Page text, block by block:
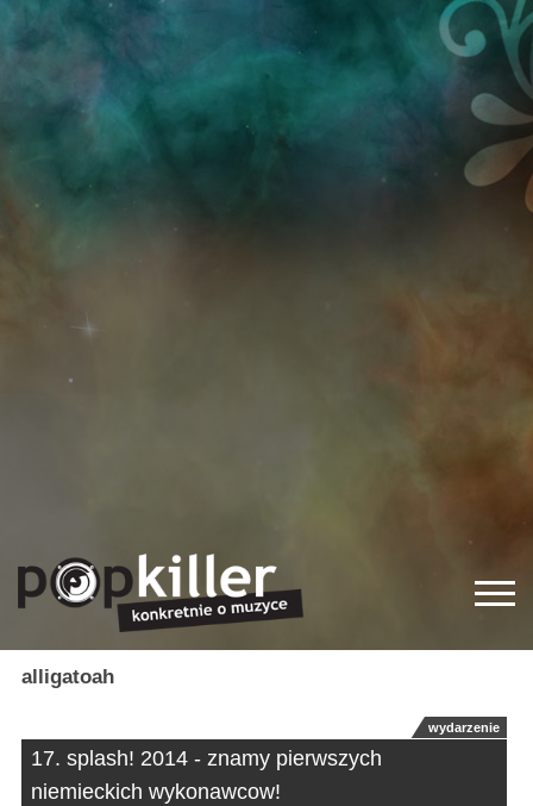
alligatoah
wydarzenie
17. splash! 2014 - znamy pierwszych
niemieckich wykonawcow!